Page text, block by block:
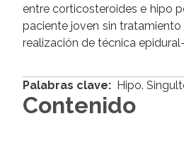
entre corticosteroides e hipo
paciente joven sin
realización de técnica
Palabras clave: Hipo.
Contenido